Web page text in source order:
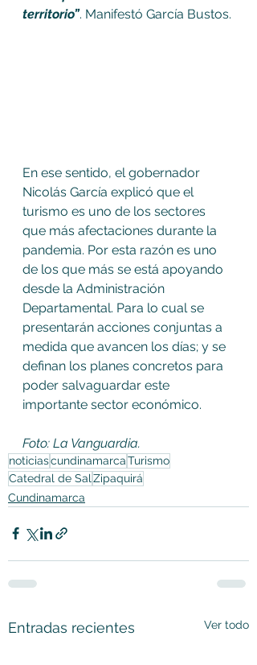
territorio”. Manifestó García Bustos.
En ese sentido, el gobernador
Nicolás García explicó que el
turismo es uno de los sectores
que más afectaciones durante la
pandemia. Por esta razón es uno
de los que más se está apoyando
desde la Administración
Departamental. Para lo cual se
presentarán acciones conjuntas a
medida que avancen los días; y se
definan los planes concretos para
poder salvaguardar este
importante sector económico.
Foto: La Vanguardia.
noticiascundinamarcaTurismo
Catedral de Sal Zipaquirá
Cundinamarca
Entradas recientes Ver todo